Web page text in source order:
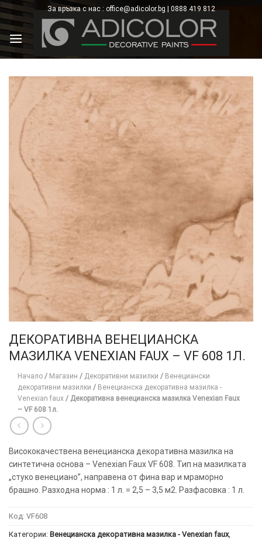
Skip
to
content
За връзка с нас : office@adicolor.bg | 0888 419 812
ДЕКОРАТИВНА ВЕНЕЦИАНСКА
МАЗИЛКА VENEXIAN FAUX – VF 608 1Л.
Начало / Магазин / Декоративни мазилки / Венециански
декоративни мазилки / Венецианска декоративна мазилка -
Venexian faux / Декоративна венецианска мазилка Venexian Faux
– VF 608 1л.
Висококачествена венецианска декоративна мазилка на
синтетична основа – Venexian Faux VF 608. Тип на мазилката
„стуко венециано”, направена от фина вар и мраморно
брашно. Разходна норма : 1 л. = 2,5 – 3,5 м2. Разфасовка : 1 л.
Код: VF608
Категории: Венецианска декоративна мазилка - Venexian faux,
×